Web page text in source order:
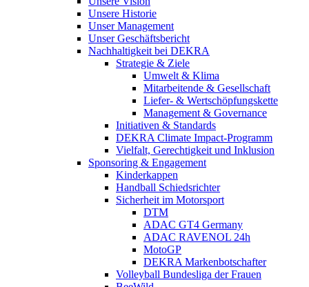
Unsere Historie
Unser Management
Unser Geschäftsbericht
Nachhaltigkeit bei DEKRA
Strategie & Ziele
Umwelt & Klima
Mitarbeitende & Gesellschaft
Liefer- & Wertschöpfungskette
Management & Governance
Initiativen & Standards
DEKRA Climate Impact-Programm
Vielfalt, Gerechtigkeit und Inklusion​
Sponsoring & Engagement
Kinderkappen
Handball Schiedsrichter
Sicherheit im Motorsport
DTM
ADAC GT4 Germany
ADAC RAVENOL 24h
MotoGP
DEKRA Markenbotschafter
Volleyball Bundesliga der Frauen